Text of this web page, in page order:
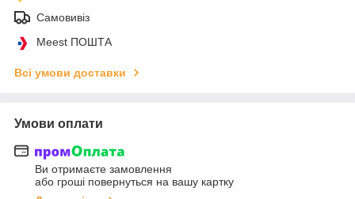
Самовивіз
Meest ПОШТА
Всі умови доставки
Умови оплати
Ви отримаєте замовлення
або гроші повернуться на вашу картку